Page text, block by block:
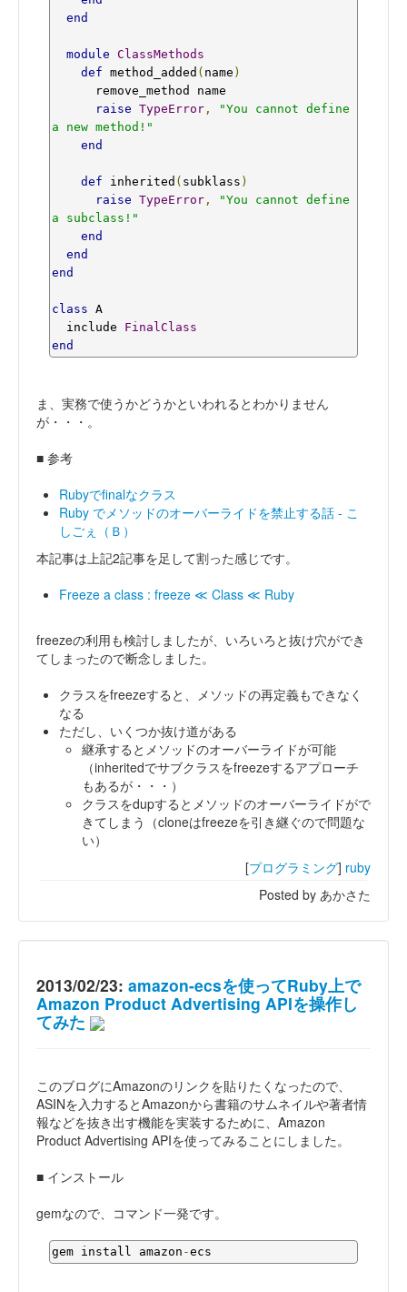
end
module ClassMethods
def method_added ( name )
raise TypeError ,
"You cannot define
a new method!"
end
def inherited ( subklass )
raise TypeError ,
"You cannot define
a subclass!"
end
end
end
class A
  include
FinalClass
end
ま、実務で使うかどうかといわれるとわかりません
が・・・。
■ 参考
Rubyでfinalなクラス
Ruby でメソッドのオーバーライドを禁止する話 - こ
しごぇ（Ｂ）
本記事は上記2記事を足して割った感じです。
Freeze a class : freeze ≪ Class ≪ Ruby
freezeの利用も検討しましたが、いろいろと抜け穴ができ
てしまったので断念しました。
クラスをfreezeすると、メソッドの再定義もできなく
なる
ただし、いくつか抜け道がある
継承するとメソッドのオーバーライドが可能
（inheritedでサブクラスをfreezeするアプローチ
もあるが・・・）
クラスをdupするとメソッドのオーバーライドがで
きてしまう（cloneはfreezeを引き継ぐので問題な
い）
[プログラミング] ruby
Posted by あかさた
2013/02/23: amazon-ecsを使ってRuby上で
Amazon Product Advertising APIを操作し
てみた
このブログにAmazonのリンクを貼りたくなったので、
ASINを入力するとAmazonから書籍のサムネイルや著者情
報などを抜き出す機能を実装するために、Amazon
Product Advertising APIを使ってみることにしました。
■ インストール
gemなので、コマンド一発です。
gem install amazon -ecs